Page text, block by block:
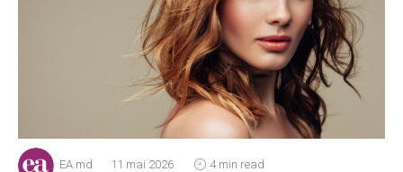
EA.md 11 mai 2026 4 min read